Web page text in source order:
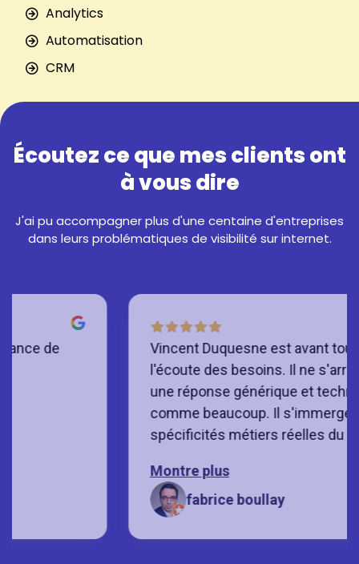
Analytics
Automatisation
CRM
Écoutez ce que mes clients ont
à vous dire
J'ai pu accompagner plus d'une centaine d'entreprises
dans leurs problématiques de visibilité sur internet.
Vincent Duquesne est avant toute chose à
l'écoute des besoins. Il ne s'arrête pas à
une réponse générique et technique
comme beaucoup. Il s'immerge dans les
spécificités métiers réelles du client. ...
fabrice boullay